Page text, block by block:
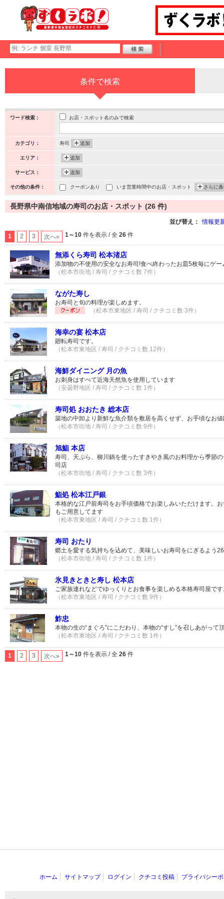
条件で検索
ワード検索： お店・スポット名のみで検索
カテゴリ： 寿司 追加
エリア： 追加
サービス： 追加
その他の条件： クーポンあり いま営業時間中のお店・スポット さらに
長野県中南信地域の寿司のお店・スポット (26 件)
並び替え： 情報更
1 2 3 次へ» 1～10 件を表示 / 全 26 件
無添くら寿司 松本渚店
添加物の不使用の安全なお寿司!食べ終わったお皿5枚毎にゲ
（松本市街地 / 寿司 / クチコミ数 7件）
ながた寿し
お寿司と旬の料理が楽しめます。
（松本市東地区 / 寿司 / クチコミ数 3件）
海幸の宴 松本店
廻転寿司です。
（松本市東地区 / 寿司 / クチコミ数 12件）
海鮮ダイニング 月の魚
お刺身はすべて近海天然魚を使用しています
（安曇野地区 / 寿司 / クチコミ数 1件）
寿司処 おおたき 総本店
築地の中卸より新鮮な魚介類を敷居を高くせず、お手頃なお
（松本市街地 / 寿司 / クチコミ数 9件）
旭鮨 本店
寿司、天ぷら、柳川鍋を使ったすきやき風のお料理から季節
司店
（松本市街地 / 寿司 / クチコミ数 3件）
鮨処 松本江戸銀
本格的な江戸前寿司をお手頃価格でお楽しみいただけます。
もご用意してます
（松本市東地区 / 寿司 / クチコミ数 1件）
寿司 おたり
郷土を愛する気持ちを込めて、美味しいお寿司をにぎるよう
（松本市街地 / 寿司 / クチコミ数 1件）
氷見きときと寿し 松本店
ご家族連れなどでゆっくりとお食事を楽しめる本格寿司屋で
（松本市東地区 / 寿司 / クチコミ数 9件）
鮓忠
本物の生の“まぐろ”にこだわり、本物の“すし”を召しあがって
（松本市東地区 / 寿司 / クチコミ数 1件）
1 2 3 次へ» 1～10 件を表示 / 全 26 件
ホーム サイトマップ ログイン クチコミ投稿 プライバシー